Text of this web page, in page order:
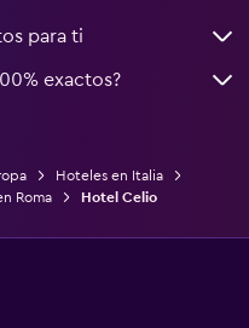
para ti
exactos?
Hoteles en Italia
Roma Hotel Celio